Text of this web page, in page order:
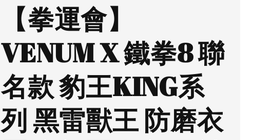
【拳運會】
VENUM X 鐵拳8 聯
名款 豹王KING系
列 黑雷獸王 防磨衣